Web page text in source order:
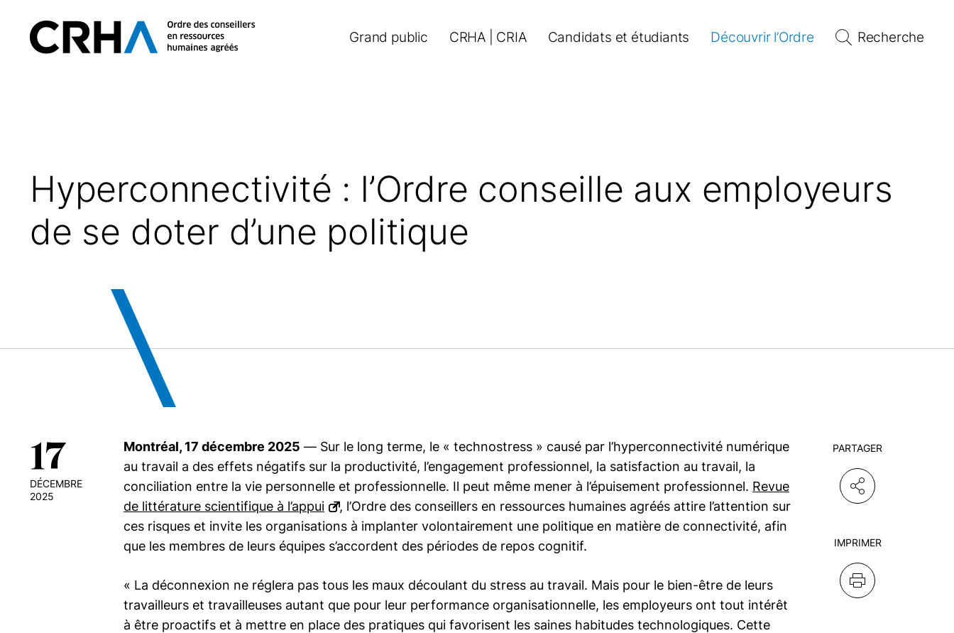
contenu
Retour
à
Grand public CRHA | CRIA Candidats et étudiants Découvrir l’Ordre Recherche
Hyperconnectivité : l’Ordre conseille aux employeurs
de se doter d’une politique
17
DÉCEMBRE
2025
Montréal, 17 décembre 2025 — Sur le long terme, le « technostress » causé par l’hyperconnectivité numérique
au travail a des effets négatifs sur la productivité, l’engagement professionnel, la satisfaction au travail, la
conciliation entre la vie personnelle et professionnelle. Il peut même mener à l’épuisement professionnel. Revue
de littérature scientifique à l’appui
, l’Ordre des conseillers en ressources humaines agréés attire l’attention sur
ces risques et invite les organisations à implanter volontairement une politique en matière de connectivité, afin
que les membres de leurs équipes s’accordent des périodes de repos cognitif.
« La déconnexion ne réglera pas tous les maux découlant du stress au travail. Mais pour le bien-être de leurs
travailleurs et travailleuses autant que pour leur performance organisationnelle, les employeurs ont tout intérêt
à être proactifs et à mettre en place des pratiques qui favorisent les saines habitudes technologiques. Cette
PARTAGER
IMPRIMER